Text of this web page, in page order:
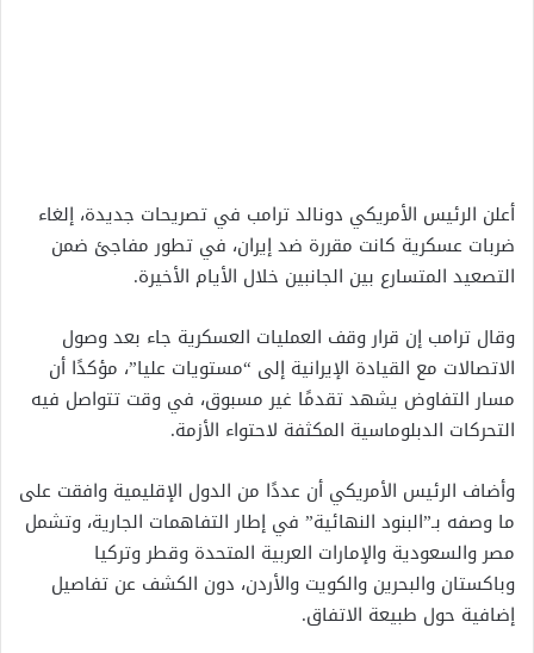
أعلن الرئيس الأمريكي دونالد ترامب في تصريحات جديدة، إلغاء
ضربات عسكرية كانت مقررة ضد إيران، في تطور مفاجئ ضمن
التصعيد المتسارع بين الجانبين خلال الأيام الأخيرة.
وقال ترامب إن قرار وقف العمليات العسكرية جاء بعد وصول
الاتصالات مع القيادة الإيرانية إلى “مستويات عليا”، مؤكدًا أن
مسار التفاوض يشهد تقدمًا غير مسبوق، في وقت تتواصل فيه
التحركات الدبلوماسية المكثفة لاحتواء الأزمة.
وأضاف الرئيس الأمريكي أن عددًا من الدول الإقليمية وافقت على
ما وصفه بـ”البنود النهائية” في إطار التفاهمات الجارية، وتشمل
مصر والسعودية والإمارات العربية المتحدة وقطر وتركيا
وباكستان والبحرين والكويت والأردن، دون الكشف عن تفاصيل
إضافية حول طبيعة الاتفاق.